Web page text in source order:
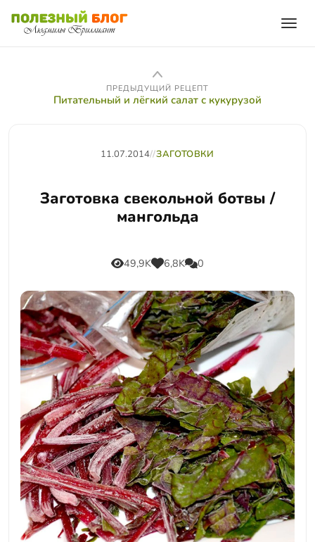
ПРЕДЫДУЩИЙ РЕЦЕПТ
Питательный и лёгкий салат с кукурузой
11.07.2014//ЗАГОТОВКИ
Заготовка свекольной ботвы /
мангольда
49,9K 6,8K 0